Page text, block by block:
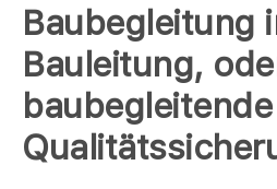
Baubegleitung
Bauleitung,
baubegleitende